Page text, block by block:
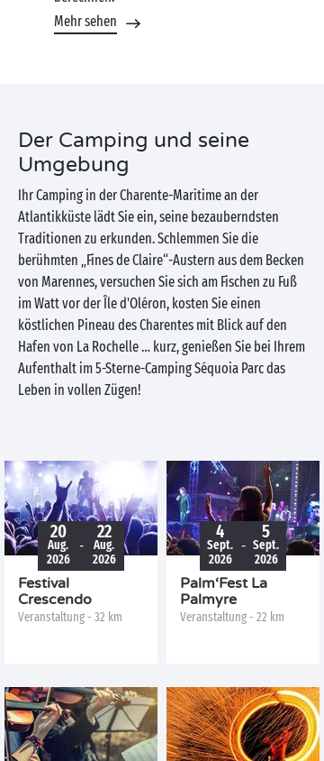
Mehr sehen
Der Camping und seine
Umgebung
Ihr Camping in der Charente-Maritime an der
Atlantikküste lädt Sie ein, seine bezauberndsten
Traditionen zu erkunden. Schlemmen Sie die
berühmten „Fines de Claire“-Austern aus dem Becken
von Marennes, versuchen Sie sich am Fischen zu Fuß
im Watt vor der Île d'Oléron, kosten Sie einen
köstlichen Pineau des Charentes mit Blick auf den
Hafen von La Rochelle … kurz, genießen Sie bei Ihrem
Aufenthalt im 5-Sterne-Camping Séquoia Parc das
Leben in vollen Zügen!
20
Aug.
2026
-
22
Aug.
2026
Festival
Crescendo
Veranstaltung - 32 km
4
Sept.
2026
-
5
Sept.
2026
Palm‘Fest La
Palmyre
Veranstaltung - 22 km